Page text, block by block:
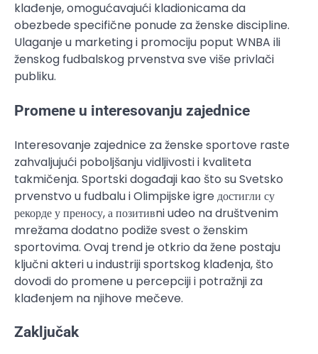
klađenje, omogućavajući kladionicama da
obezbede specifične ponude za ženske discipline.
Ulaganje u marketing i promociju poput WNBA ili
ženskog fudbalskog prvenstva sve više privlači
publiku.
Promene u interesovanju zajednice
Interesovanje zajednice za ženske sportove raste
zahvaljujući poboljšanju vidljivosti i kvaliteta
takmičenja. Sportski događaji kao što su Svetsko
prvenstvo u fudbalu i Olimpijske igre достигли су
рекорде у преносу, а позитивni udeo na društvenim
mrežama dodatno podiže svest o ženskim
sportovima. Ovaj trend je otkrio da žene postaju
ključni akteri u industriji sportskog klađenja, što
dovodi do promene u percepciji i potražnji za
klađenjem na njihove mečeve.
Zaključak